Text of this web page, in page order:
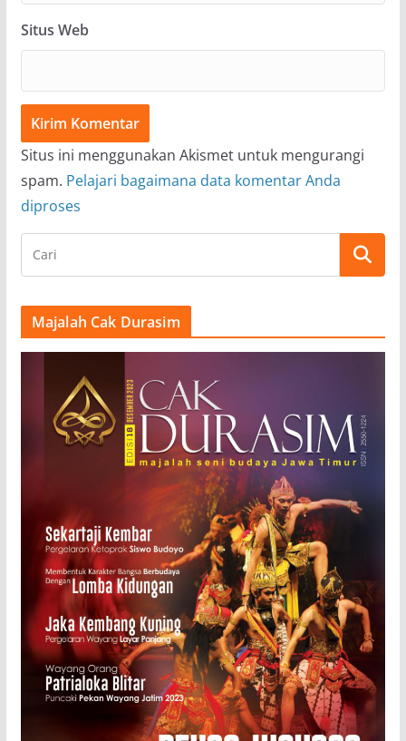
Situs Web
Situs ini menggunakan Akismet untuk mengurangi
spam. Pelajari bagaimana data komentar Anda
diproses
Majalah Cak Durasim